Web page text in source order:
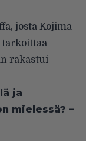
josta Kojima
tarkoittaa
rakastui
ja
mielessä? –